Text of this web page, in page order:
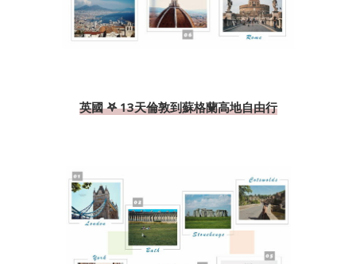
英國 𖤐 13天倫敦到蘇格蘭高地自由行